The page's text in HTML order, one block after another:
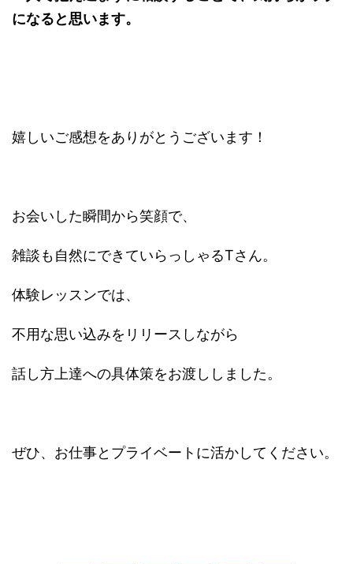
になると思います。
嬉しいご感想をありがとうございます！
お会いした瞬間から笑顔で、
雑談も自然にできていらっしゃるTさん。
体験レッスンでは、
不用な思い込みをリリースしながら
話し方上達への具体策をお渡ししました。
ぜひ、お仕事とプライベートに活かしてください。